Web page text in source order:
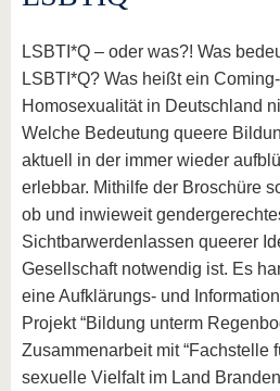
LSBTI*Q – oder was?! Was
LSBTI*Q? Was heißt ein
Homosexualität in Deutschland
Welche Bedeutung queere
aktuell in der immer wieder
erlebbar. Mithilfe der Broschüre
ob und inwieweit
Sichtbarwerdenlassen queerer
Gesellschaft notwendig ist. Es
eine Aufklärungs- und
Projekt “Bildung unterm
Zusammenarbeit mit “Fachstelle
sexuelle Vielfalt im Land